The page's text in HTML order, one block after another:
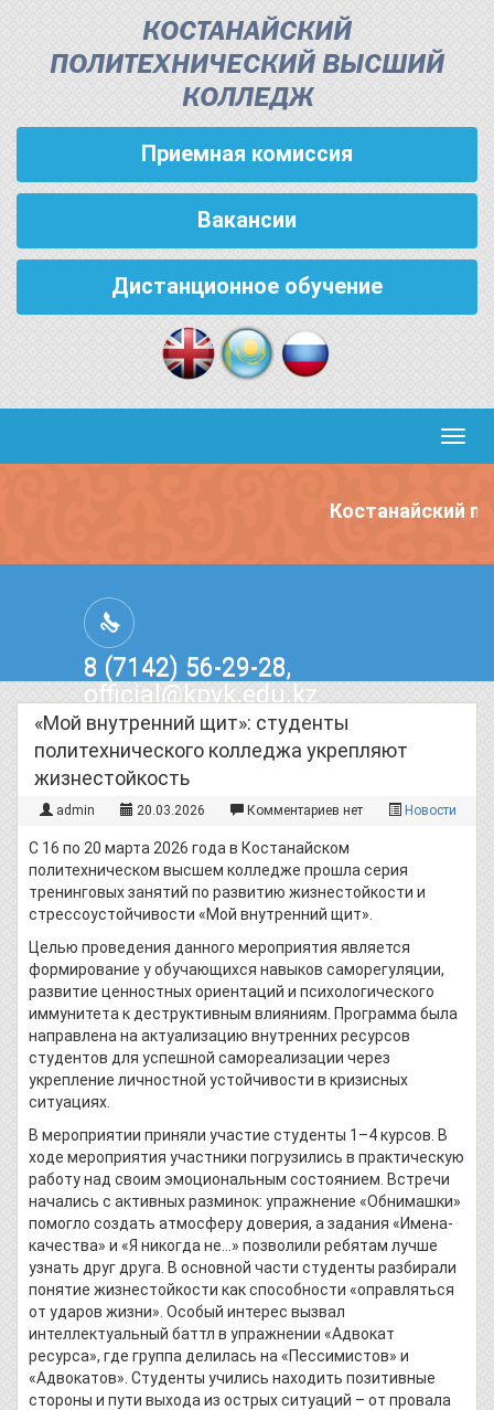
КОСТАНАЙСКИЙ
ПОЛИТЕХНИЧЕСКИЙ ВЫСШИЙ
КОЛЛЕДЖ
Приемная комиссия
Вакансии
Дистанционное обучение
Костанайский
8 (7142) 56-29-28,
official@kpvk.edu.kz
г.Костанай, Проспект Кобыланды
Батыра, 3
«Мой внутренний щит»: студенты
политехнического колледжа укрепляют
жизнестойкость
admin 20.03.2026 Комментариев нет Новости
С 16 по 20 марта 2026 года в Костанайском
политехническом высшем колледже прошла серия
тренинговых занятий по развитию жизнестойкости и
стрессоустойчивости «Мой внутренний щит».
Целью проведения данного мероприятия является
формирование у обучающихся навыков саморегуляции,
развитие ценностных ориентаций и психологического
иммунитета к деструктивным влияниям. Программа была
направлена на актуализацию внутренних ресурсов
студентов для успешной самореализации через
укрепление личностной устойчивости в кризисных
ситуациях.
В мероприятии приняли участие студенты 1–4 курсов. В
ходе мероприятия участники погрузились в практическую
работу над своим эмоциональным состоянием. Встречи
начались с активных разминок: упражнение «Обнимашки»
помогло создать атмосферу доверия, а задания «Имена-
качества» и «Я никогда не…» позволили ребятам лучше
узнать друг друга. В основной части студенты разбирали
понятие жизнестойкости как способности «оправляться
от ударов жизни». Особый интерес вызвал
интеллектуальный баттл в упражнении «Адвокат
ресурса», где группа делилась на «Пессимистов» и
«Адвокатов». Студенты учились находить позитивные
стороны и пути выхода из острых ситуаций – от провала